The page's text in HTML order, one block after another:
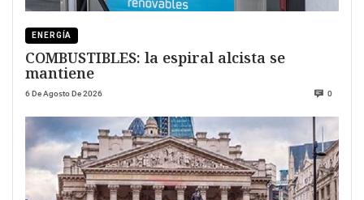
ENERGÍA
COMBUSTIBLES: la espiral alcista se
mantiene
6 De Agosto De 2026 0